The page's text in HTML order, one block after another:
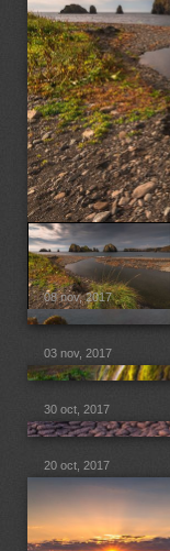
08 nov, 2017
03 nov, 2017
30 oct, 2017
20 oct, 2017